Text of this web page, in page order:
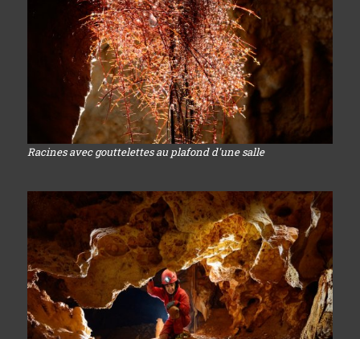
Racines avec gouttelettes au plafond d'une salle